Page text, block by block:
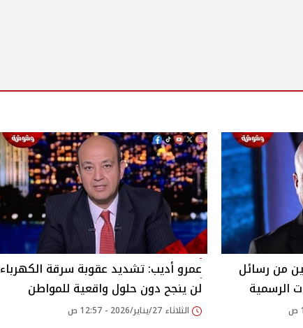
من رسائل
الرسمية
عمرو أديب: تشديد عقوبة سرقة الكهرباء
لن ينجح دون حلول واقعية للمواطن
الثلاثاء 27/يناير/2026 - 12:57 ص